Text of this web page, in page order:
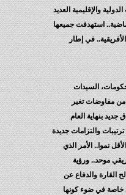
والإقليمية العديد
استهدفت جميعها
في إطار
السيدات
مفاوضات تغير
بنهاية العام
والتزامات جديدة
نموا.. الأمر الذي
موحد.. ورؤية
والدفاع عن
في ضوء كونها